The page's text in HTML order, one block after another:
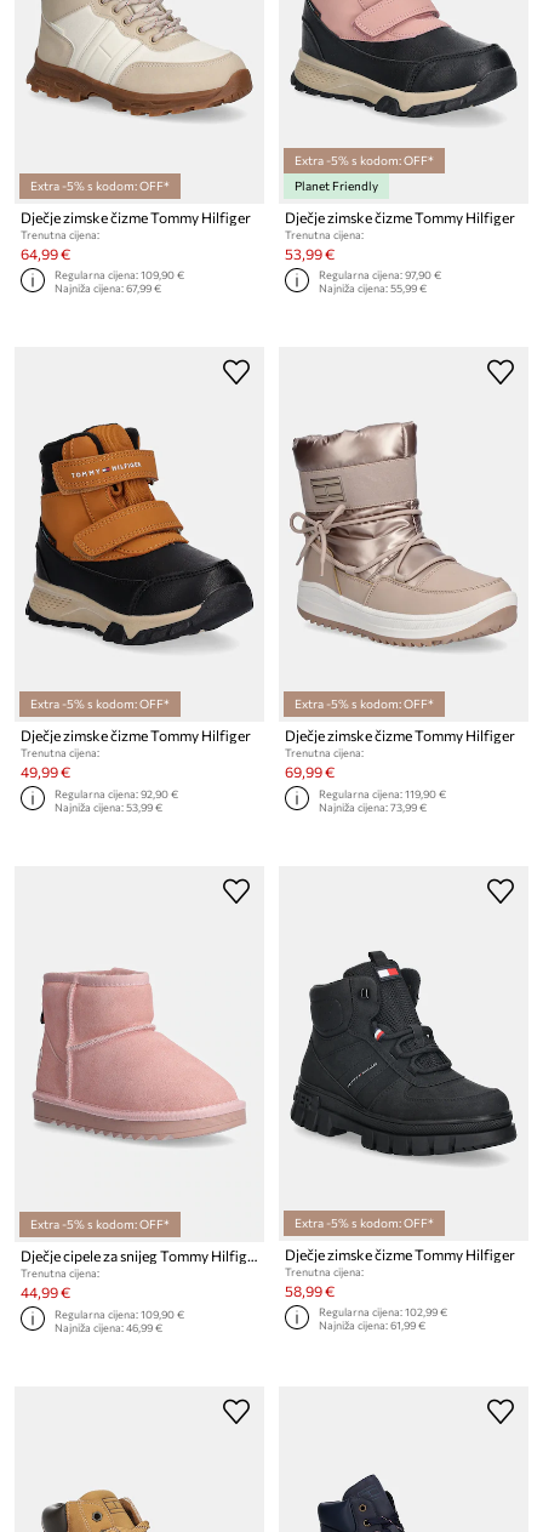
Extra -5% s kodom: OFF*
Dječje zimske čizme Tommy Hilfiger
Trenutna cijena:
64,99 €
Regularna cijena:109,90 €
Najniža cijena:67,99 €
Extra -5% s kodom: OFF*
Planet Friendly
Dječje zimske čizme Tommy Hilfiger
Trenutna cijena:
53,99 €
Regularna cijena:97,90 €
Najniža cijena:55,99 €
Extra -5% s kodom: OFF*
Dječje zimske čizme Tommy Hilfiger
Trenutna cijena:
49,99 €
Regularna cijena:92,90 €
Najniža cijena:53,99 €
Extra -5% s kodom: OFF*
Dječje zimske čizme Tommy Hilfiger
Trenutna cijena:
69,99 €
Regularna cijena:119,90 €
Najniža cijena:73,99 €
Extra -5% s kodom: OFF*
Dječje cipele za snijeg Tommy Hilfiger
Trenutna cijena:
44,99 €
Regularna cijena:109,90 €
Najniža cijena:46,99 €
Extra -5% s kodom: OFF*
Dječje zimske čizme Tommy Hilfiger
Trenutna cijena:
58,99 €
Regularna cijena:102,99 €
Najniža cijena:61,99 €